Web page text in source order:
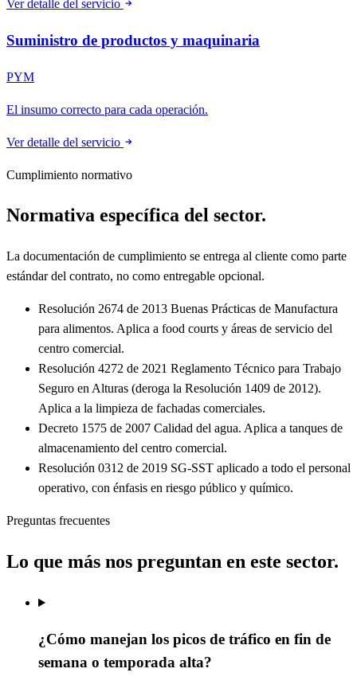
Ver detalle del servicio
Suministro de productos y maquinaria
PYM
El insumo correcto para cada operación.
Ver detalle del servicio
Cumplimiento normativo
Normativa específica del sector.
La documentación de cumplimiento se entrega al cliente como parte
estándar del contrato, no como entregable opcional.
Resolución 2674 de 2013 Buenas Prácticas de Manufactura
para alimentos. Aplica a food courts y áreas de servicio del
centro comercial.
Resolución 4272 de 2021 Reglamento Técnico para Trabajo
Seguro en Alturas (deroga la Resolución 1409 de 2012).
Aplica a la limpieza de fachadas comerciales.
Decreto 1575 de 2007 Calidad del agua. Aplica a tanques de
almacenamiento del centro comercial.
Resolución 0312 de 2019 SG-SST aplicado a todo el personal
operativo, con énfasis en riesgo público y químico.
Preguntas frecuentes
Lo que más nos preguntan en este sector.
¿Cómo manejan los picos de tráfico en fin de
semana o temporada alta?